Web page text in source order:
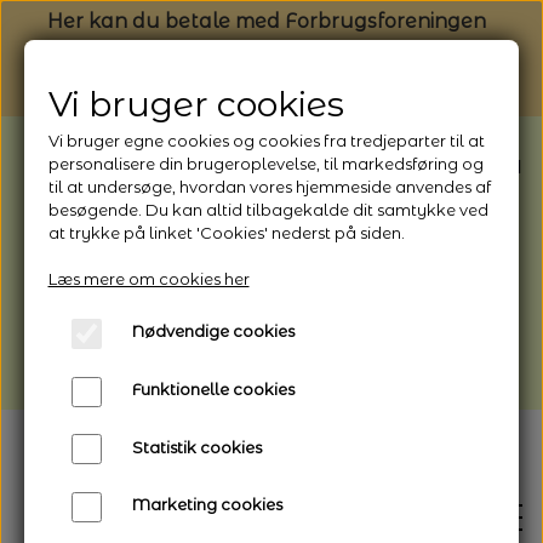
Her kan du betale med Forbrugsforeningen
BEMÆRK: Butikken har ferielukket* fra
1/8 - 9/8 - 2026
*Webshoppen er åben og sender hele
afhentning
Vi gør opmærksom på, at der kan være lidt
længere leveringstid
Vi bruger cookies
Vi bruger egne cookies og cookies fra tredjeparter til at
personalisere din brugeroplevelse, til markedsføring og
til at undersøge, hvordan vores hjemmeside anvendes af
besøgende. Du kan altid tilbagekalde dit samtykke ved
at trykke på linket 'Cookies' nederst på siden.
Læs mere om cookies her
Nødvendige cookies
Funktionelle cookies
Statistik cookies
Marketing cookies